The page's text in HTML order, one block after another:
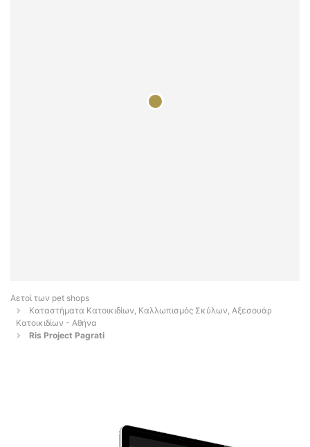
Αετοί των pet shops
Καταστήματα Κατοικιδίων, Καλλωπισμός Σκύλων, Αξεσουάρ
Κατοικιδίων - Αθήνα
Ris Project Pagrati